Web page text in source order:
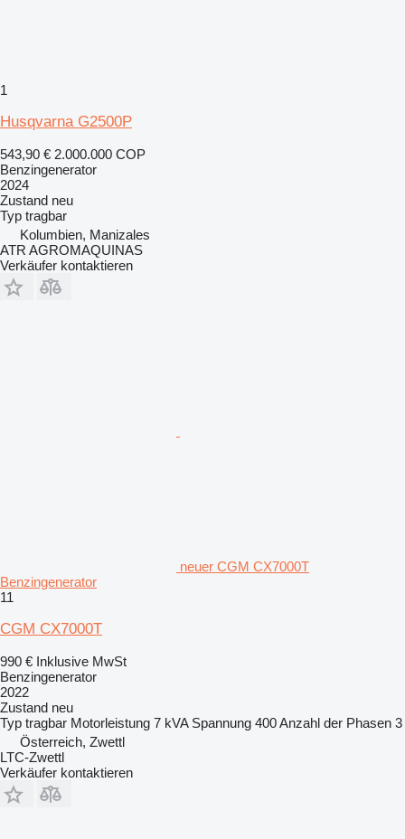
1
Husqvarna G2500P
543,90 € 2.000.000 COP
Benzingenerator
2024
Zustand neu
Typ tragbar
Kolumbien, Manizales
ATR AGROMAQUINAS
Verkäufer kontaktieren
neuer CGM CX7000T
Benzingenerator
11
CGM CX7000T
990 € Inklusive MwSt
Benzingenerator
2022
Zustand neu
Typ tragbar Motorleistung 7 kVA Spannung 400Anzahl der Phasen 3
Österreich, Zwettl
LTC-Zwettl
Verkäufer kontaktieren